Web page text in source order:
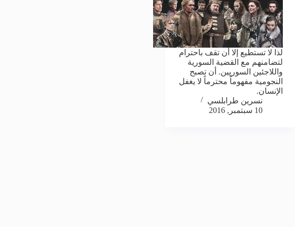
لذا لا تستطيع إلا أن تقف باحترام
لتضامنهم مع القضية السورية
واللاجئين السوريين. أن تصبح
النجومية مفهوماً محترماً لا يغفل
الإنسان.
نسرين طرابلسي
10 سبتمبر, 2016